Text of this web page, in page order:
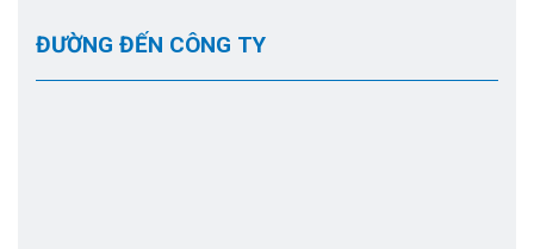
ĐƯỜNG ĐẾN CÔNG TY